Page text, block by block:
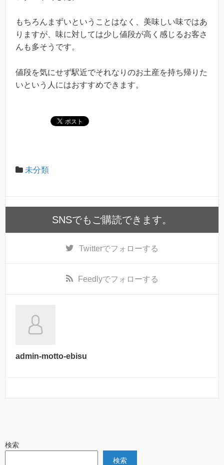
もちろんまずいということはなく、美味しい味ではあ
りますが、味に対しては少し値段が高く感じるお客さ
んも多そうです。
値段を気にせず駅近でそれなりのお土産を持ち帰りた
いという人にはおすすめできます。
未分類
SNSでもご購読できます。
Twitterでフォローする
Feedlyでフォローする
admin-motto-ebisu
検索
検索